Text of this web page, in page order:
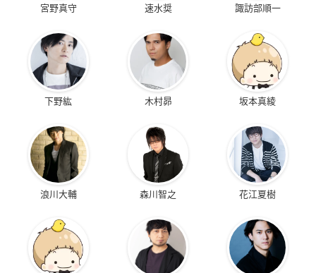
宮野真守 速水奨 諏訪部順一
下野紘 木村昴 坂本真綾
浪川大輔 森川智之 花江夏樹